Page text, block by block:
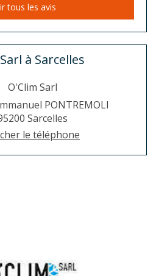
tous les avis
à Sarcelles
O'Clim Sarl
PONTREMOLI
Sarcelles
le téléphone